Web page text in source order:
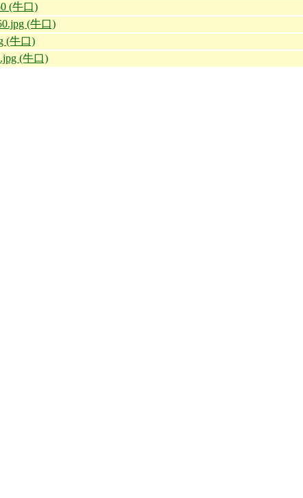
(牛口)
(牛口)
(牛口)
(牛口)